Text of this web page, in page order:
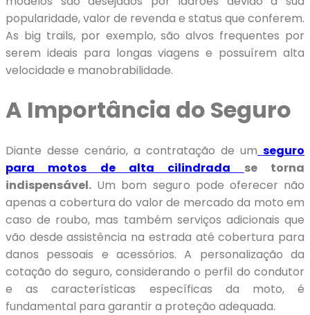
popularidade, valor de revenda e status que conferem.
As big trails, por exemplo, são alvos frequentes por
serem ideais para longas viagens e possuírem alta
velocidade e manobrabilidade.
A Importância do Seguro
Diante desse cenário, a contratação de um seguro
para motos de alta cilindrada se torna
indispensável. Um bom seguro pode oferecer não
apenas a cobertura do valor de mercado da moto em
caso de roubo, mas também serviços adicionais que
vão desde assistência na estrada até cobertura para
danos pessoais e acessórios. A personalização da
cotação do seguro, considerando o perfil do condutor
e as características específicas da moto, é
fundamental para garantir a proteção adequada.